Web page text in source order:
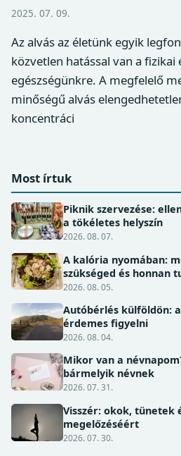
2025. 07. 09.
Az alvás az életünk egyik
közvetlen hatással van a fizikai
egészségünkre. A megfelelő
minőségű alvás
koncentráci
Most írtuk
Piknik szervezése:
a tökéletes helyszín
2026. 08. 07.
A kalória nyomában:
szükséged és honnan
2026. 08. 05.
Autóbérlés külföldön:
érdemes figyelni
2026. 08. 04.
Mikor van a
bármelyik névnek
2026. 07. 31.
Visszér: okok, tünetek
megelőzéséért
2026. 07. 30.